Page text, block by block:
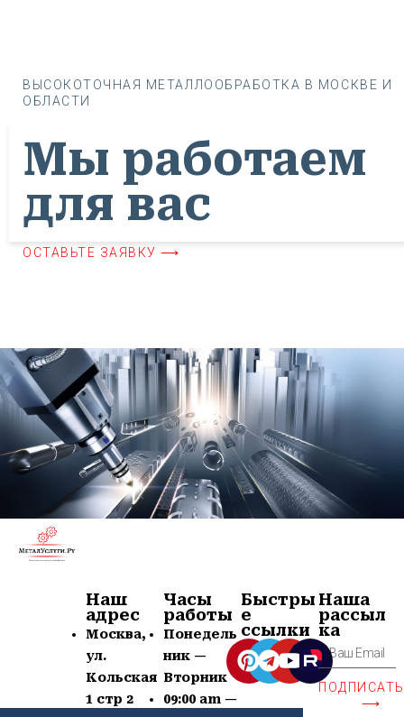
ВЫСОКОТОЧНАЯ МЕТАЛЛООБРАБОТКА В МОСКВЕ И
ОБЛАСТИ
Мы работаем
для вас
ОСТАВЬТЕ ЗАЯВКУ ⟶
Наш
адрес
Москва,
ул.
Кольская
1 стр 2
Часы
работы
Понедель
ник —
Вторник
09:00 am —
Быстры
е
ссылки
Наша
рассыл
ка
⟶